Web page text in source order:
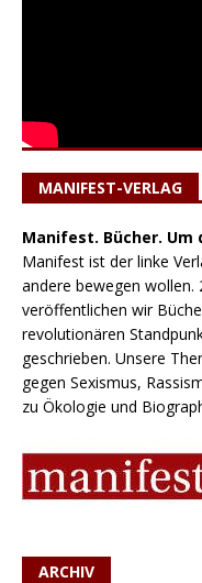
MANIFEST-VERLAG
Manifest. Bücher. Um
Manifest ist der linke
andere bewegen wollen.
veröffentlichen wir
revolutionären
geschrieben. Unsere
gegen Sexismus,
zu Ökologie und
ARCHIV